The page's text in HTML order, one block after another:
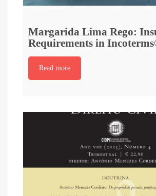
Margarida Lima Rego:
Requirements in
Read more